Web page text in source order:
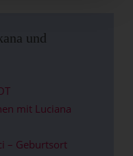
und
mit Luciana
– Geburtsort